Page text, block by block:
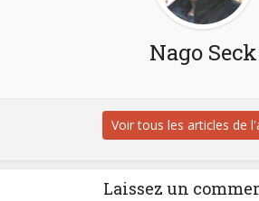
Nago Seck
Voir tous les articles de
Laissez un